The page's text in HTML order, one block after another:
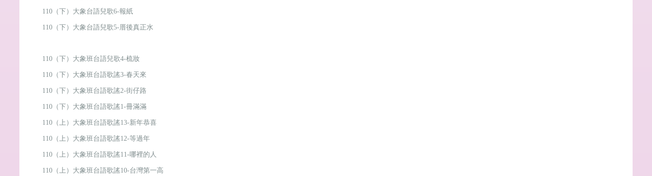
110（下）大象台語兒歌6-報紙
110（下）大象台語兒歌5-厝後真正水
110（下）大象班台語兒歌4-梳妝
110（下）大象班台語歌謠3-春天來
110（下）大象班台語歌謠2-街仔路
110（下）大象班台語歌謠1-冊滿滿
110（上）大象班台語歌謠13-新年恭喜
110（上）大象班台語歌謠12-等過年
110（上）大象班台語歌謠11-哪裡的人
110（上）大象班台語歌謠10-台灣第一高